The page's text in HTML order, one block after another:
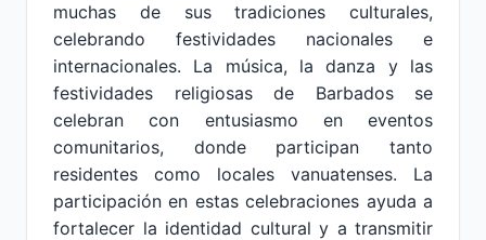
muchas de sus tradiciones culturales,
celebrando festividades nacionales e
internacionales. La música, la danza y las
festividades religiosas de Barbados se
celebran con entusiasmo en eventos
comunitarios, donde participan tanto
residentes como locales vanuatenses. La
participación en estas celebraciones ayuda a
fortalecer la identidad cultural y a transmitir